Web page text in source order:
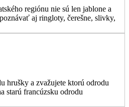
regiónu nie sú len jablone a
aj ringloty, čerešne, slivky,
hrušky a zvažujete ktorú odrodu
starú francúzsku odrodu